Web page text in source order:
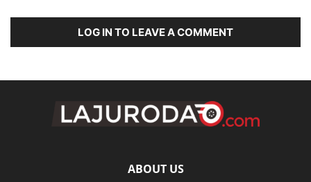
LOG IN TO LEAVE A COMMENT
ABOUT US